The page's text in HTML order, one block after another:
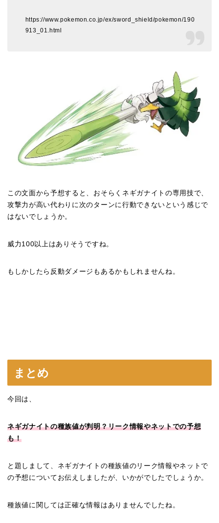
https://www.pokemon.co.jp/ex/sword_shield/pokemon/190
913_01.html
この文面から予想すると、おそらくネギガナイトの専用技で、
攻撃力が高い代わりに次のターンに行動できないという感じで
はないでしょうか。
威力100以上はありそうですね。
もしかしたら反動ダメージもあるかもしれませんね。
まとめ
今回は、
ネギガナイトの種族値が判明？リーク情報やネットでの予想
も！
と題しまして、ネギガナイトの種族値のリーク情報やネットで
の予想についてお伝えしましたが、いかがでしたでしょうか。
種族値に関しては正確な情報はありませんでしたね。